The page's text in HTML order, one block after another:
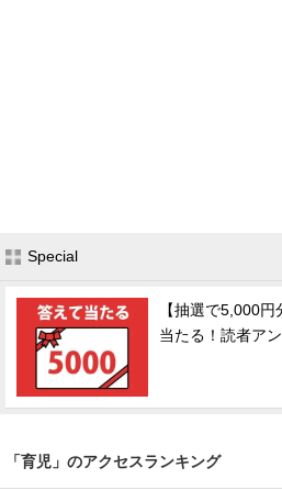
Special
【抽選で5,000
当たる！読者ア
「育児」のアクセスランキング